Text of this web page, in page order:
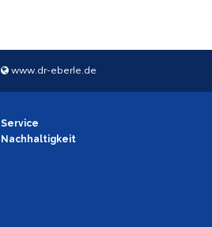
www.dr-eberle.de
Service
Nachhaltigkeit